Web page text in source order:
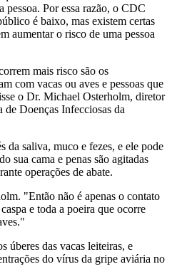
pessoa. Por essa razão, o CDC
é baixo, mas existem certas
aumentar o risco de uma pessoa
mais risco são os
com vacas ou aves e pessoas que
o Dr. Michael Osterholm, diretor
de Doenças Infecciosas da
da saliva, muco e fezes, e ele pode
sua cama e penas são agitadas
operações de abate.
"Então não é apenas o contato
e toda a poeira que ocorre
úberes das vacas leiteiras, e
do vírus da gripe aviária no